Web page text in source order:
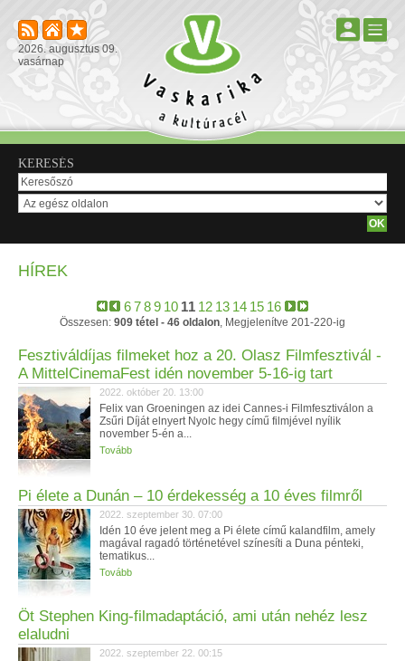
2026. augusztus 09.
vasárnap
KERESÉS
HÍREK
6789 10 11 12 13 14 15 16
Összesen: 909 tétel - 46 oldalon, Megjelenítve 201-220-ig
Fesztiváldíjas filmeket hoz a 20. Olasz Filmfesztivál -
A MittelCinemaFest idén november 5-16-ig tart
2022. október 20. 13:00
Felix van Groeningen az idei Cannes-i Filmfesztiválon a
Zsűri Díját elnyert Nyolc hegy című filmjével nyílik
november 5-én a...
Tovább
Pi élete a Dunán – 10 érdekesség a 10 éves filmről
2022. szeptember 30. 07:00
Idén 10 éve jelent meg a Pi élete című kalandfilm, amely
magával ragadó történetével színesíti a Duna pénteki,
tematikus...
Tovább
Öt Stephen King-filmadaptáció, ami után nehéz lesz
elaludni
2022. szeptember 22. 00:15